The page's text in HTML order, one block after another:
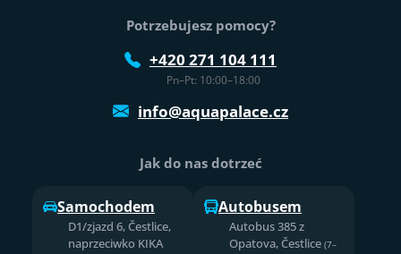
Potrzebujesz pomocy?
+420 271 104 111
Pn–Pt: 10:00–18:00
info@aquapalace.cz
Jak do nas dotrzeć
Samochodem
D1/zjazd 6, Čestlice,
naprzeciwko KIKA
Autobusem
Autobus 385 z
Opatova, Čestlice (7–